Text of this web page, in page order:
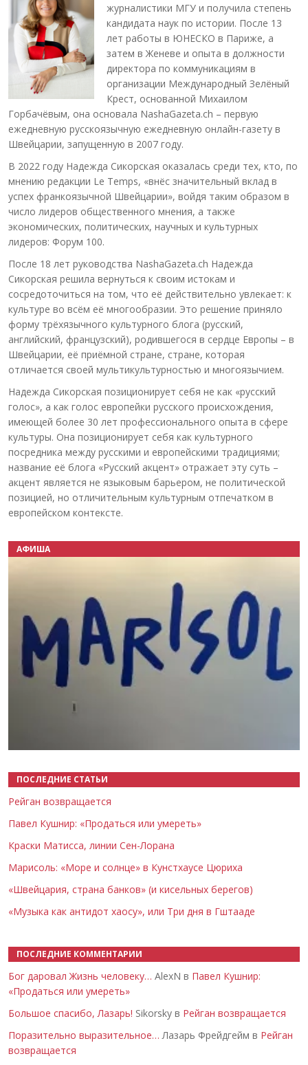
журналистики МГУ и получила степень
кандидата наук по истории. После 13
лет работы в ЮНЕСКО в Париже, а
затем в Женеве и опыта в должности
директора по коммуникациям в
организации Международный Зелёный
Крест, основанной Михаилом
Горбачёвым, она основала NashaGazeta.ch – первую
ежедневную русскоязычную ежедневную онлайн-газету в
Швейцарии, запущенную в 2007 году.
В 2022 году Надежда Сикорская оказалась среди тех, кто, по
мнению редакции Le Temps, «внёс значительный вклад в
успех франкоязычной Швейцарии», войдя таким образом в
число лидеров общественного мнения, а также
экономических, политических, научных и культурных
лидеров: Форум 100.
После 18 лет руководства NashaGazeta.ch Надежда
Сикорская решила вернуться к своим истокам и
сосредоточиться на том, что её действительно увлекает: к
культуре во всём её многообразии. Это решение приняло
форму трёхязычного культурного блога (русский,
английский, французский), родившегося в сердце Европы – в
Швейцарии, её приёмной стране, стране, которая
отличается своей мультикультурностью и многоязычием.
Надежда Сикорская позиционирует себя не как «русский
голос», а как голос европейки русского происхождения,
имеющей более 30 лет профессионального опыта в сфере
культуры. Она позиционирует себя как культурного
посредника между русскими и европейскими традициями;
название её блога «Русский акцент» отражает эту суть –
акцент является не языковым барьером, не политической
позицией, но отличительным культурным отпечатком в
европейском контексте.
АФИША
ПОСЛЕДНИЕ СТАТЬИ
Рейган возвращается
Павел Кушнир: «Продаться или умереть»
Краски Матисса, линии Сен-Лорана
Марисоль: «Море и солнце» в Кунстхаусе Цюриха
«Швейцария, страна банков» (и кисельных берегов)
«Музыка как антидот хаосу», или Три дня в Гштааде
ПОСЛЕДНИЕ КОММЕНТАРИИ
Бог даровал Жизнь человеку… AlexN в Павел Кушнир:
«Продаться или умереть»
Большое спасибо, Лазарь! Sikorsky в Рейган возвращается
Поразительно выразительное… Лазарь Фрейдгейм в Рейган
возвращается